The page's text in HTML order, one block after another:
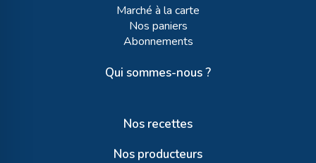
Marché à la carte
Nos paniers
Abonnements
Qui sommes-nous ?
Nos recettes
Nos producteurs